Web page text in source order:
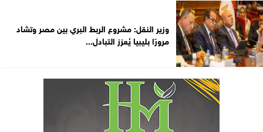
وزير النقل: مشروع الربط البري بين مصر وتشاد
مرورًا بليبيا يُعزز التبادل...